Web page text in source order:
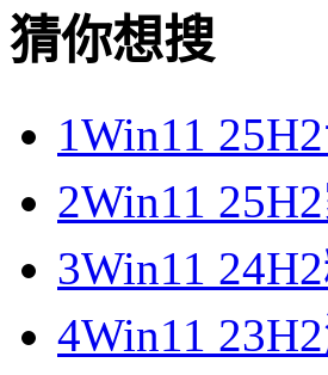
猜你想搜
1Win11
2Win11
3Win11
4Win11